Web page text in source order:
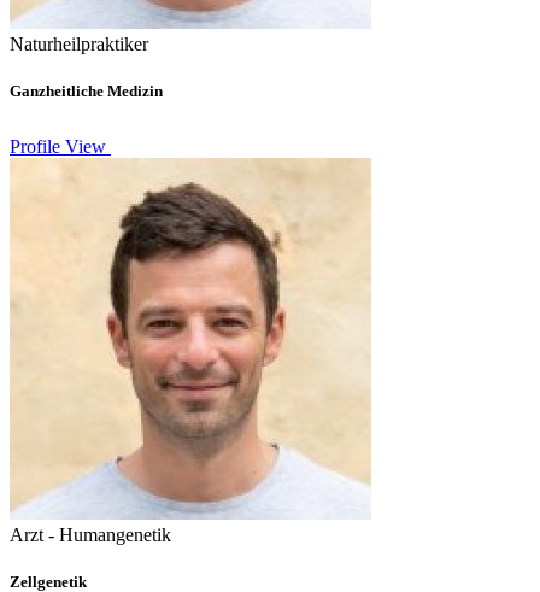
Naturheilpraktiker
Ganzheitliche Medizin
Profile View
Arzt - Humangenetik
Zellgenetik